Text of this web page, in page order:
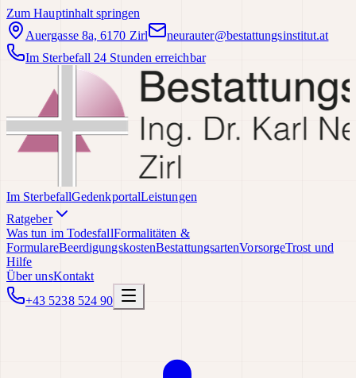
Zum Hauptinhalt springen
Auergasse 8a, 6170 Zirl
neurauter@bestattungsinstitut.at
Im Sterbefall 24 Stunden erreichbar
Im SterbefallGedenkportalLeistungen
Ratgeber
Was tun im TodesfallFormalitäten &
FormulareBeerdigungskostenBestattungsartenVorsorgeTrost und
Hilfe
Über unsKontakt
+43 5238 524 90